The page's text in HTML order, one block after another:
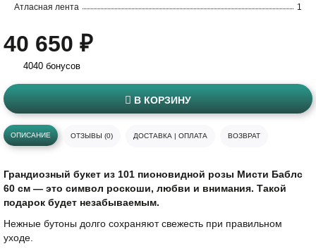
Атласная лента
1
40 650 ₽
4040 бонусов
В КОРЗИНУ
ОПИСАНИЕ ОТЗЫВЫ (0) ДОСТАВКА | ОПЛАТА ВОЗВРАТ
Грандиозный букет из 101 пионовидной розы Мисти Баблс
60 см — это символ роскоши, любви и внимания. Такой
подарок будет незабываемым.
Нежные бутоны долго сохраняют свежесть при правильном
уходе.